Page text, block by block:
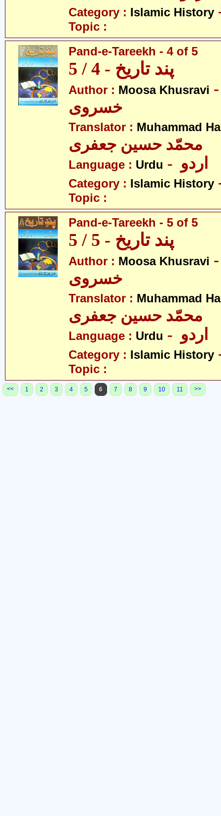
Category : Islamic History
Topic :
Pand-e-Tareekh - 4 of 5
پند تاریخ - 4 / 5
Author : Moosa Khusravi
خسروی
Translator : Muhammad
محمّد حسین جعفری
Language : Urdu
Category : Islamic History
Topic :
Pand-e-Tareekh - 5 of 5
پند تاریخ - 5 / 5
Author : Moosa Khusravi
خسروی
Translator : Muhammad
محمّد حسین جعفری
Language : Urdu
Category : Islamic History
Topic :
<< 1 2 3 4 5 6 7 8 9 10 11 >>